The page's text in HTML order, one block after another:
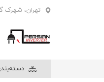
تهران، شهرک